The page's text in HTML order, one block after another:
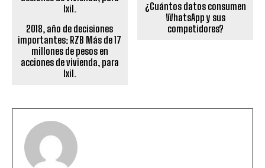
2018, año de decisiones
importantes: RZB Más de 17
millones de pesos en
acciones de vivienda, para
Ixil.
¿Cuántos datos consumen
WhatsApp y sus
competidores?